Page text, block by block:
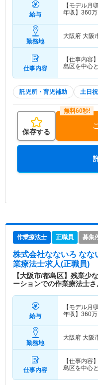
給与
【モデル月収
年収】 360
勤務地
大阪府 大阪
仕事内容
【仕事内容
島区を中心
託児所・育児補助 土日
保存する
作業療法士 正職員 募集
株式会社なないろ なな
業療法士求人(正職員)
【大阪市/都島区】残業少
ーションでの作業療法士
給与
【モデル月収
年収】 360
勤務地
大阪府 大阪
仕事内容
【仕事内容
島区を中心